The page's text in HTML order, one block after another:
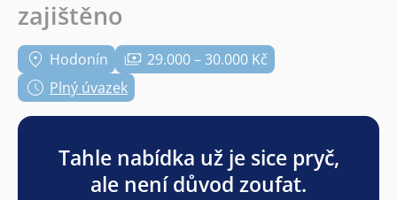
zajištěno
Hodonín
29.000 – 30.000 Kč
Plný úvazek
Tahle nabídka už je sice pryč,
ale není důvod zoufat.